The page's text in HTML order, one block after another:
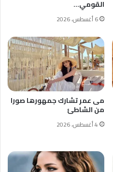
القومي…
6 أغسطس، 2026
مى عمر تشارك جمهورها صورا
من الشاطئ
4 أغسطس، 2026